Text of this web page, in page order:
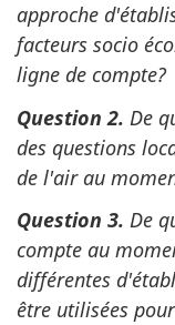
approche
facteurs socio
ligne de compte?
Question 2. De
des questions
de l'air au
Question 3. De
compte au
différentes
être utilisées